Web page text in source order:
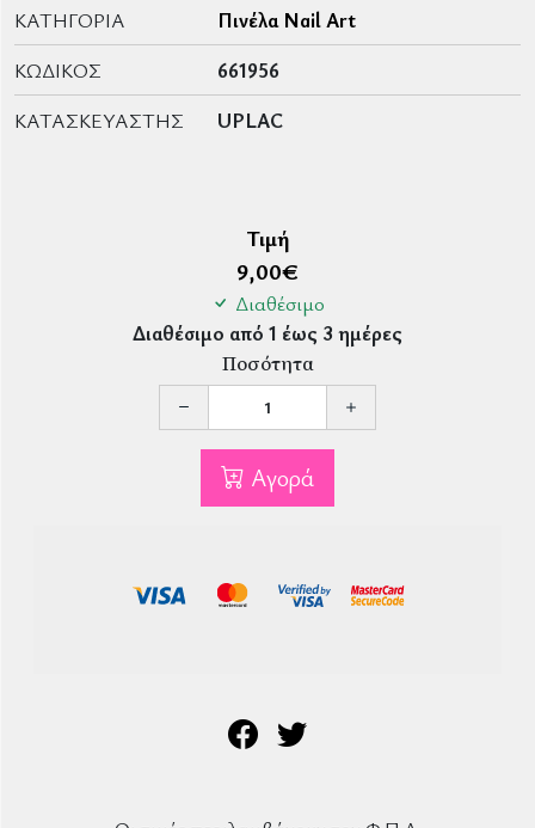
ΚΑΤΗΓΟΡΊΑ
Πινέλα Nail Art
ΚΩΔΙΚΌΣ
661956
ΚΑΤΑΣΚΕΥΑΣΤΉΣ
UPLAC
Τιμή
9,00€
Διαθέσιμο
Διαθέσιμο από 1 έως 3 ημέρες
Ποσότητα
Αγορά